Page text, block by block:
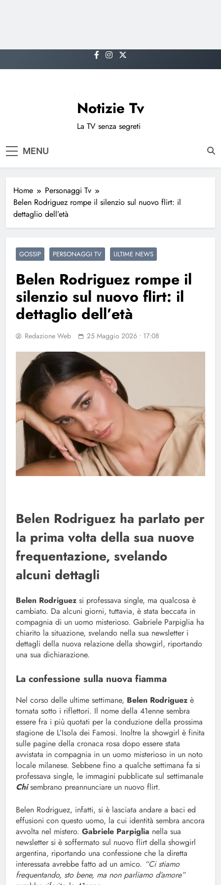
to
Notizie Tv
La TV senza segreti
MENU
Home
Personaggi Tv
Belen Rodriguez rompe il silenzio sul nuovo flirt: il
dettaglio dell’età
GOSSIP PERSONAGGI TV ULTIME NEWS
Belen Rodriguez rompe il
silenzio sul nuovo flirt: il
dettaglio dell’età
Redazione Web 25 Maggio 2026 • 17:08
Belen Rodriguez ha parlato per
la prima volta della sua nuove
frequentazione, svelando
alcuni dettagli
Belen Rodriguez si professava single, ma qualcosa è
cambiato. Da alcuni giorni, tuttavia, è stata beccata in
compagnia di un uomo misterioso. Gabriele Parpiglia ha
chiarito la situazione, svelando nella sua newsletter i
dettagli della nuova relazione della showgirl, riportando
una sua dichiarazione.
La confessione sulla nuova fiamma
Nel corso delle ultime settimane, Belen Rodriguez è
tornata sotto i riflettori. Il nome della 41enne sembra
essere fra i più quotati per la conduzione della prossima
stagione de L’Isola dei Famosi. Inoltre la showgirl è finita
sulle pagine della cronaca rosa dopo essere stata
avvistata in compagnia in un uomo misterioso in un noto
locale milanese. Sebbene fino a qualche settimana fa si
professava single, le immagini pubblicate sul settimanale
Chisembrano preannunciare un nuovo flirt.
Belen Rodriguez, infatti, si è lasciata andare a baci ed
effusioni con questo uomo, la cui identità sembra ancora
avvolta nel mistero. Gabriele Parpiglia nella sua
newsletter si è soffermato sul nuovo flirt della showgirl
argentina, riportando una confessione che la diretta
interessata avrebbe fatto ad un amico. “Ci stiamo
frequentando, sto bene, ma non parliamo d’amore”